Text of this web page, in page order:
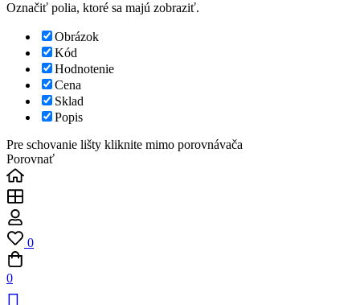
Označiť polia, ktoré sa majú zobraziť.
Obrázok
Kód
Hodnotenie
Cena
Sklad
Popis
Pre schovanie lišty kliknite mimo porovnávača
Porovnať
0
0